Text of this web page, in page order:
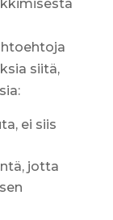
siitä,
ei siis
jotta